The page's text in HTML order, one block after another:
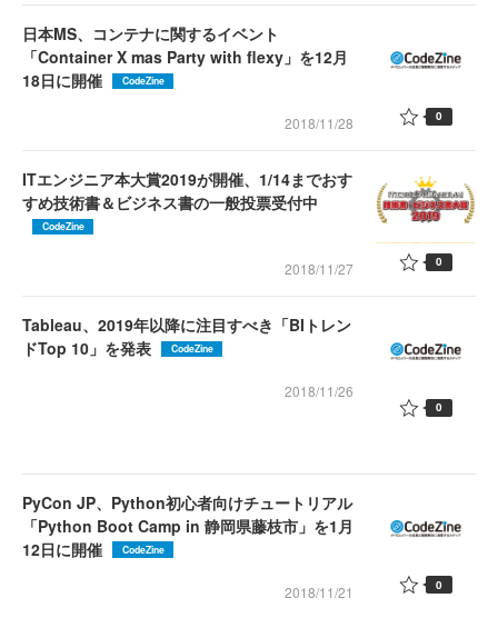
日本MS、コンテナに関するイベント
「Container X mas Party with flexy」を12月
18日に開催
CodeZine
2018/11/28 0
ITエンジニア本大賞2019が開催、1/14までおす
すめ技術書＆ビジネス書の一般投票受付中
CodeZine
2018/11/27 0
Tableau、2019年以降に注目すべき「BIトレン
ドTop 10」を発表
CodeZine
2018/11/26
0
PyCon JP、Python初心者向けチュートリアル
「Python Boot Camp in 静岡県藤枝市」を1月
12日に開催
CodeZine
2018/11/21 0